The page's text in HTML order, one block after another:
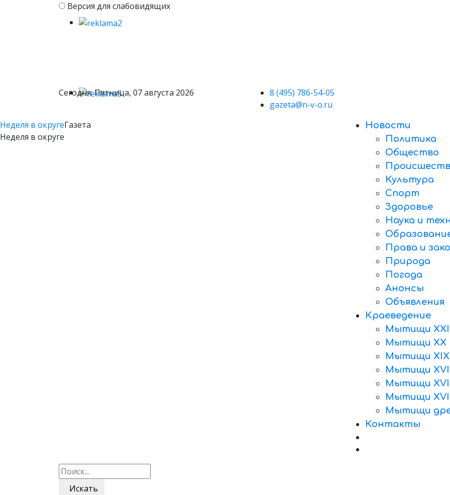
Версия для слабовидящих
Сегодня: Пятница, 07 августа 2026
8 (495) 786-54-05
gazeta@n-v-o.ru
Неделя в округеГазета
Неделя в округе
Новости
Политика
Общество
Культура
Спорт
Здоровье
Наука и
Права и
Природа
Погода
Анонсы
Объявления
Краеведение
Мытищи XXI
Мытищи XX
Мытищи XIX
Мытищи
Мытищи
Мытищи XVI
Мытищи
Контакты
Искать